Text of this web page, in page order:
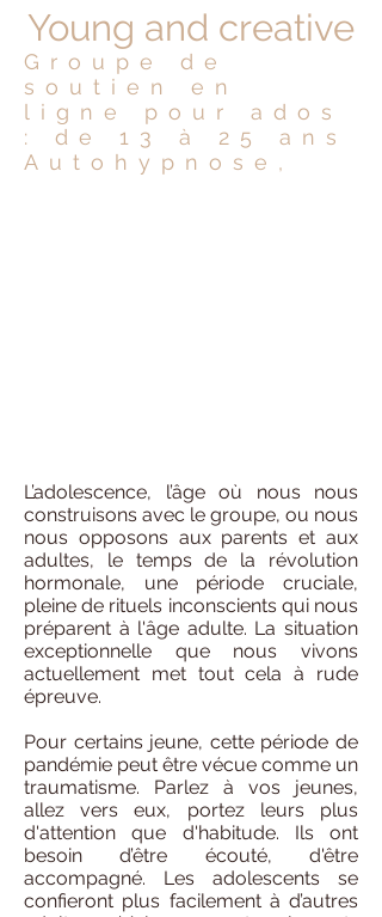
Young and creative
Groupe de
soutien en
ligne pour ados
: de 13 à 25 ans
Autohypnose,
L’adolescence, l’âge où nous nous
construisons avec le groupe, ou nous
nous opposons aux parents et aux
adultes, le temps de la révolution
hormonale, une période cruciale,
pleine de rituels inconscients qui nous
préparent à l'âge adulte. La situation
exceptionnelle que nous vivons
actuellement met tout cela à rude
épreuve.
Pour certains jeune, cette période de
pandémie peut être vécue comme un
traumatisme. Parlez à vos jeunes,
allez vers eux, portez leurs plus
d'attention que d'habitude. Ils ont
besoin d’être écouté, d'être
accompagné. Les adolescents se
confieront plus facilement à d’autres